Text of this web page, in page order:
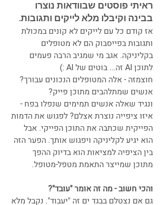
ראיתי פוסטים שבוודאות נוצרו
בבינה וקיבלו מלא לייקים ותגובות.
אז קודם כל עם לייקים לא קונים במכולת
ותגובות בפייסבוק הם לא מטופלים
בקליניקה. אגב מי שמגיב הרבה פעמים
לתוכן AI זה... בוטים של AI :)
חוצמזה - אלה המטופלים הנכונים עבורך?
אנשים שמתלהבים מתוכן פייק?
ונגיד שאלה אנשים תמימים שנפלו בפח -
איזו ציפייה נוצרת אצלם? לפגוש את הדמות
הפייקית שכתבה את התוכן הפייקי. אבל
הוא יגיע לקליניקה ויפגוש אותך. הפער הזה
בין הציפיה למציאות הוא בדיוק ההפך
מתוכן שמייצר התאמת מטפל-מטופל.
והכי חשוב - מה זה אומר "עובד"?
גם אם נצטלם בבגד ים זה "יעבוד". נקבל מלא